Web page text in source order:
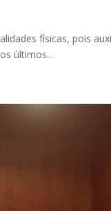
físicas, pois
últimos...